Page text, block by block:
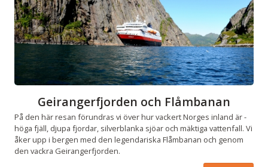
Geirangerfjorden och Flåmbanan
På den här resan förundras vi över hur vackert Norges inland är -
höga fjäll, djupa fjordar, silverblanka sjöar och mäktiga vattenfall. Vi
åker upp i bergen med den legendariska Flåmbanan och genom
den vackra Geirangerfjorden.